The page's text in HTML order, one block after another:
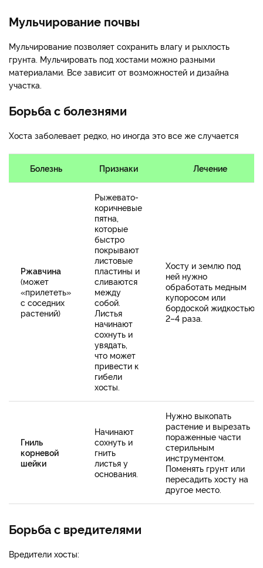
Мульчирование почвы
Мульчирование позволяет сохранить влагу и рыхлость
грунта. Мульчировать под хостами можно разными
материалами. Все зависит от возможностей и дизайна
участка.
Борьба с болезнями
Хоста заболевает редко, но иногда это все же случается
Болезнь Признаки Лечение
Ржавчина
(может
«прилететь»
с соседних
растений)
Рыжевато-
коричневые
пятна,
которые
быстро
покрывают
листовые
пластины и
сливаются
между
собой.
Листья
начинают
сохнуть и
увядать,
что может
привести к
гибели
хосты.
Хосту и землю под
ней нужно
обработать медным
купоросом или
бордоской жидкостью
2–4 раза.
Гниль
корневой
шейки
Начинают
сохнуть и
гнить
листья у
основания.
Нужно выкопать
растение и вырезать
пораженные части
стерильным
инструментом.
Поменять грунт или
пересадить хосту на
другое место.
Борьба с вредителями
Вредители хосты: